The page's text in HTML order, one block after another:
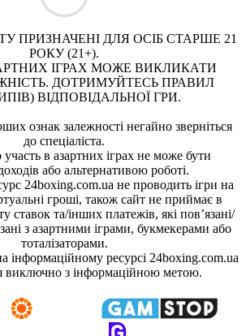
ПРИЗНАЧЕНІ ДЛЯ ОСІБ СТАРШЕ 21
РОКУ (21+).
ІГРАХ МОЖЕ ВИКЛИКАТИ
ДОТРИМУЙТЕСЬ ПРАВИЛ
ВІДПОВІДАЛЬНОЇ ГРИ.
ознак залежності негайно зверніться
до спеціаліста.
в азартних іграх не може бути
або альтернативою роботі.
24boxing.com.ua не проводить ігри на
гроші, також сайт не приймає в
ставок та/інших платежів, які пов’язані/
з азартними іграми, букмекерами або
тоталізаторами.
інформаційному ресурсі 24boxing.com.ua
виключно з інформаційною метою.